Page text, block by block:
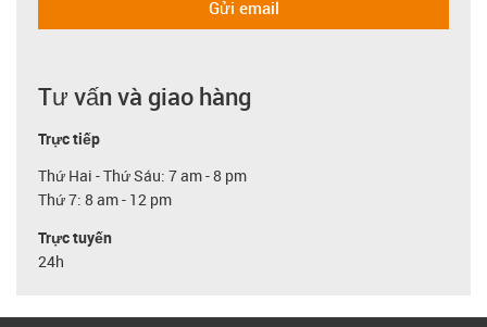
Gửi email
Tư vấn và giao hàng
Trực tiếp
Thứ Hai - Thứ Sáu: 7 am - 8 pm
Thứ 7: 8 am - 12 pm
Trực tuyến
24h